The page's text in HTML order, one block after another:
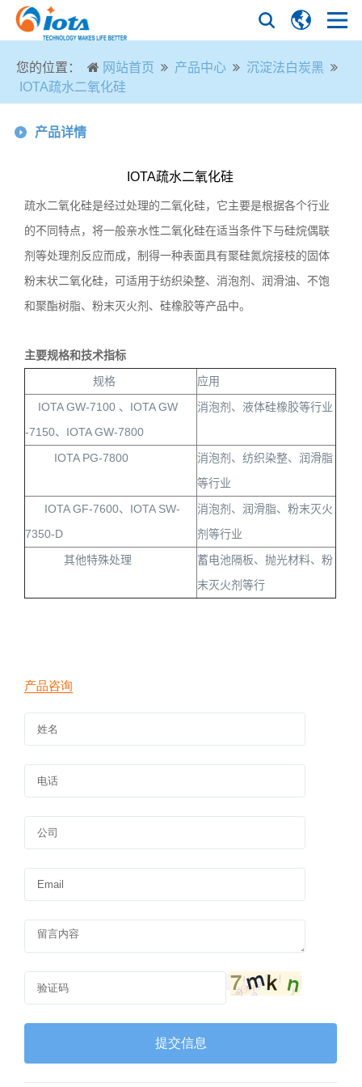
您的位置： 网站首页 产品中心
沉淀法白炭黑
IOTA疏水二氧化硅
产品详情
IOTA疏水二氧化硅
疏水二氧化硅是经过处理的二氧化硅，它主要是根据各个行业
的不同特点，将一般亲水性二氧化硅在适当条件下与硅烷偶联
剂等处理剂反应而成，制得一种表面具有聚硅氮烷接枝的固体
粉末状二氧化硅，可适用于纺织染整、消泡剂、润滑油、不饱
和聚酯树脂、粉末灭火剂、硅橡胶等产品中。
主要规格和技术指标
规格
应用
IOTA GW-7100 、 IOTA GW
-7150、 IOTA GW-7800
消泡剂、液体硅橡胶等行业
IOTA PG-7800
消泡剂、纺织染整、润滑脂
等行业
IOTA GF-7600、 IOTA SW-
7350-D
消泡剂、润滑脂、粉末灭火
剂等行业
其他特殊处理
蓄电池隔板、抛光材料、粉
末灭火剂等行